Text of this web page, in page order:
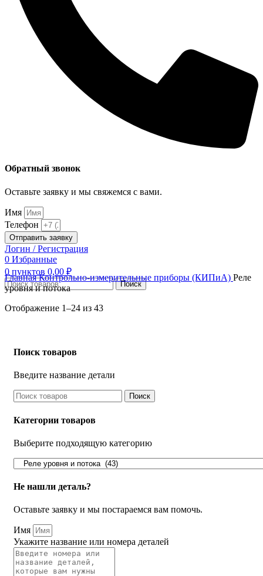
Обратный звонок
Оставьте заявку и мы свяжемся с вами.
Имя
Телефон
Отправить заявку
Логин / Регистрация
0 Избранные
0 пунктов 0,00 ₽
Поиск
ГлавнаяКонтрольно-измерительные приборы (КИПиА) Реле
уровня и потока
Отображение 1–24 из 43
Поиск товаров
Введите название детали
Поиск
Категории товаров
Выберите подходящую категорию
Не нашли деталь?
Оставьте заявку и мы постараемся вам помочь.
Имя
Укажите название или номера деталей